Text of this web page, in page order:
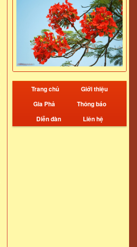
Trang chủ
Giới thiệu
Gia Phả
Thông báo
Diễn đàn
Liên hệ